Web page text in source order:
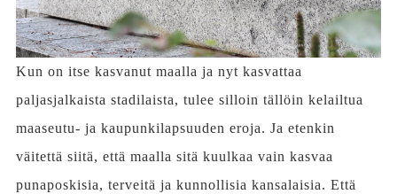
Kun on itse kasvanut maalla ja nyt kasvattaa
paljasjalkaista stadilaista, tulee silloin tällöin kelailtua
maaseutu- ja kaupunkilapsuuden eroja. Ja etenkin
väitettä siitä, että maalla sitä kuulkaa vain kasvaa
punaposkisia, terveitä ja kunnollisia kansalaisia. Että